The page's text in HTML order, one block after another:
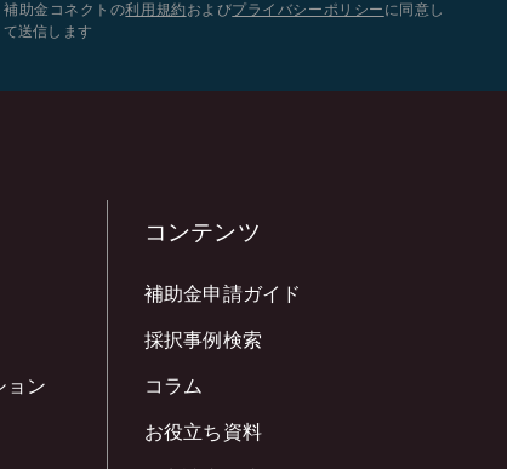
補助金コネクトの利用規約 およびプライバシーポリシー に同意し
て送信します
ョン
コンテンツ
補助金申請ガイド
採択事例検索
コラム
お役立ち資料